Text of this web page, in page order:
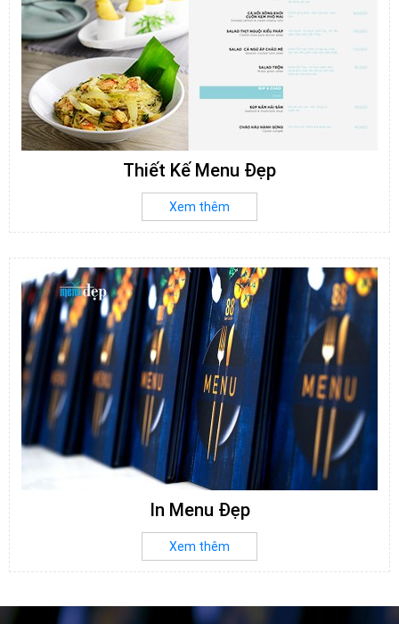
Thiết Kế Menu Đẹp
Xem thêm
In Menu Đẹp
Xem thêm